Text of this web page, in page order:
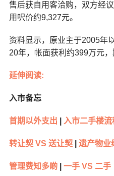
售后获自用客洽购，双方经
用呎价约9,327元。
资料显示，原业主于2005年
20年，帐面获利约399万元，
延伸阅读:
入市备忘
首期以外支出 入市二手楼流
转让契 VS 送让契| 遗产物业
管理费知多啲| 一手 VS 二手